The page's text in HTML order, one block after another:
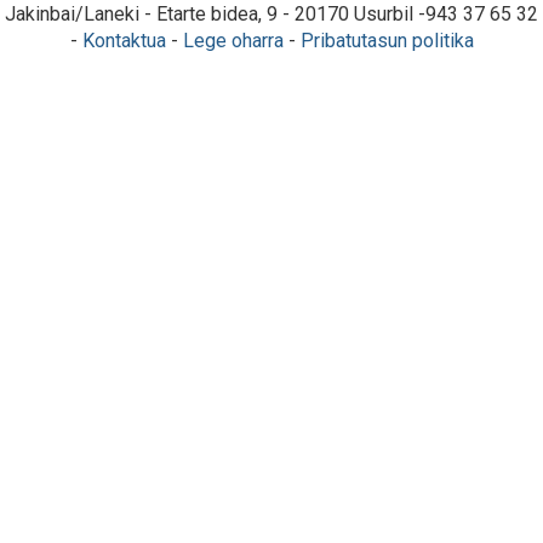
Jakinbai/Laneki - Etarte bidea, 9 - 20170 Usurbil -943 37 65 32
- Kontaktua- Lege oharra- Pribatutasun politika